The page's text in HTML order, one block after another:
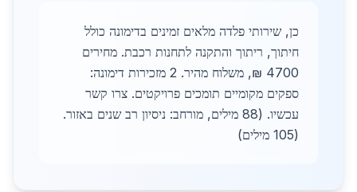
כן, שירותי פלדה מלאים זמינים בדימונה כולל
חיתוך, ריתוך והתקנה לתחנות רכבת. מחירים
4700 ₪, משלוח מהיר. 2 מזכירות דימונה:
ספקים מקומיים תומכים פרויקטים. צרו קשר
עכשיו. (88 מילים, מורחב: ניסיון רב שנים באזור.
(105 מילים)